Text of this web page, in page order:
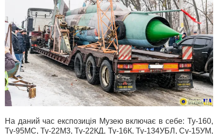
На даний час експозиція Музею включає в себе: Ту-160,
Ту-95МС, Ту-22М3, Ту-22КД, Ту-16К, Ту-134УБЛ, Су-15УМ,